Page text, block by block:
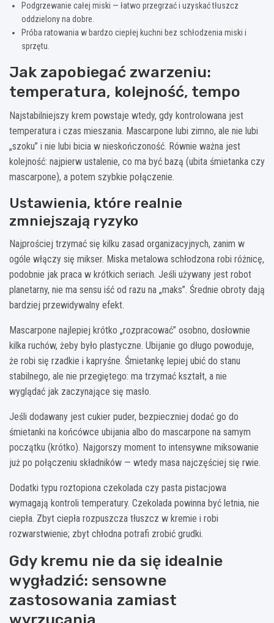
Podgrzewanie całej miski — łatwo przegrzać i uzyskać tłuszcz
oddzielony na dobre.
Próba ratowania w bardzo ciepłej kuchni bez schłodzenia miski i
sprzętu.
Jak zapobiegać zwarzeniu:
temperatura, kolejność, tempo
Najstabilniejszy krem powstaje wtedy, gdy kontrolowana jest
temperatura i czas mieszania. Mascarpone lubi zimno, ale nie lubi
„szoku” i nie lubi bicia w nieskończoność. Równie ważna jest
kolejność: najpierw ustalenie, co ma być bazą (ubita śmietanka czy
mascarpone), a potem szybkie połączenie.
Ustawienia, które realnie
zmniejszają ryzyko
Najprościej trzymać się kilku zasad organizacyjnych, zanim w
ogóle włączy się mikser. Miska metalowa schłodzona robi różnicę,
podobnie jak praca w krótkich seriach. Jeśli używany jest robot
planetarny, nie ma sensu iść od razu na „maks”. Średnie obroty dają
bardziej przewidywalny efekt.
Mascarpone najlepiej krótko „rozpracować” osobno, dosłownie
kilka ruchów, żeby było plastyczne. Ubijanie go długo powoduje,
że robi się rzadkie i kapryśne. Śmietankę lepiej ubić do stanu
stabilnego, ale nie przegiętego: ma trzymać kształt, a nie
wyglądać jak zaczynające się masło.
Jeśli dodawany jest cukier puder, bezpieczniej dodać go do
śmietanki na końcówce ubijania albo do mascarpone na samym
początku (krótko). Najgorszy moment to intensywne miksowanie
już po połączeniu składników — wtedy masa najczęściej się rwie.
Dodatki typu roztopiona czekolada czy pasta pistacjowa
wymagają kontroli temperatury. Czekolada powinna być letnia, nie
ciepła. Zbyt ciepła rozpuszcza tłuszcz w kremie i robi
rozwarstwienie; zbyt chłodna potrafi zrobić grudki.
Gdy kremu nie da się idealnie
wygładzić: sensowne
zastosowania zamiast